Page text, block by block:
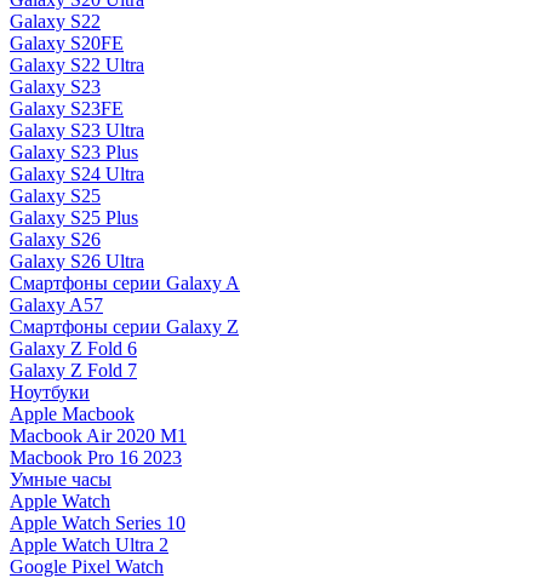
Galaxy S22
Galaxy S20FE
Galaxy S22 Ultra
Galaxy S23
Galaxy S23FE
Galaxy S23 Ultra
Galaxy S23 Plus
Galaxy S24 Ultra
Galaxy S25
Galaxy S25 Plus
Galaxy S26
Galaxy S26 Ultra
Смартфоны серии Galaxy A
Galaxy A57
Смартфоны серии Galaxy Z
Galaxy Z Fold 6
Galaxy Z Fold 7
Ноутбуки
Apple Macbook
Macbook Air 2020 M1
Macbook Pro 16 2023
Умные часы
Apple Watch
Apple Watch Series 10
Apple Watch Ultra 2
Google Pixel Watch